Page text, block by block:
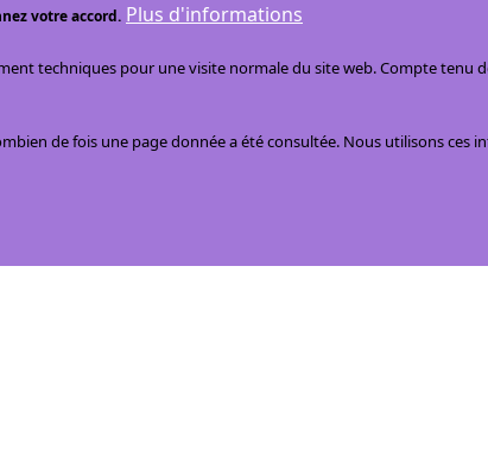
votre accord. Plus d'informations
techniques pour une visite normale du site web. Compte
de fois une page donnée a été consultée. Nous utilisons